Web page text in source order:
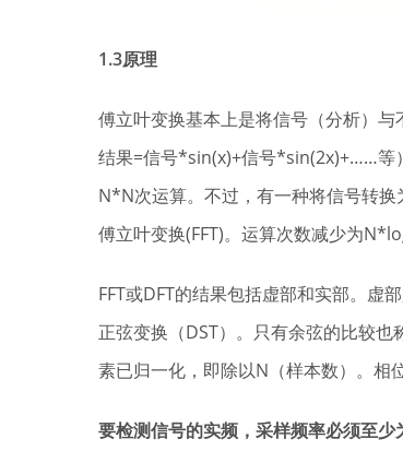
1.3原理
傅立叶变换基本上是将信号（分析）
结果=信号*sin(x)+信号*sin(2x)+……等
N*N次运算。不过，有一种将信号转
傅立叶变换(FFT)。运算次数减少为
FFT或DFT的结果包括虚部和实部。虚
正弦变换（DST）。只有余弦的比较
素已归一化，即除以N（样本数）。相
要检测信号的实频，采样频率必须至少